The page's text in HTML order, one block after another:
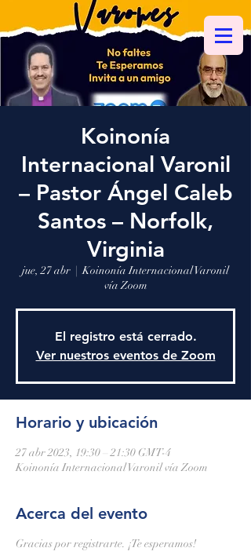
Koinonía
Internacional Varonil
– Pastor Ángel Caleb
Santos – Norfolk,
Virginia
jue, 27 abr
  |
Koinonía Internacional Varonil
vía Zoom
El registro está cerrado.
Ver nuestros eventos de Zoom
Horario y ubicación
27 abr 2023, 19:30 – 21:30 GMT-4
Koinonía Internacional Varonil vía Zoom
Acerca del evento
Gracias por registrarte. ¡Te esperamos!